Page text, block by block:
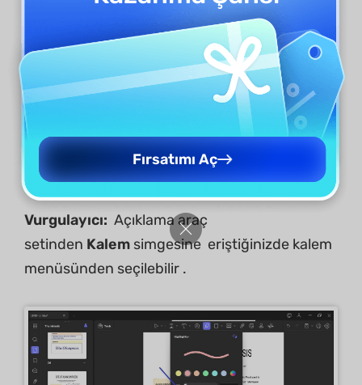
Silgi ve Sil gibi seçeneklerin yer aldığı kayan
bir menü ortaya çıkıyor.
Vurgulayıcı: Açıklama araç
setinden Kalem simgesine eriştiğinizde kalem
menüsünden seçilebilir .
Fırsatımı Aç